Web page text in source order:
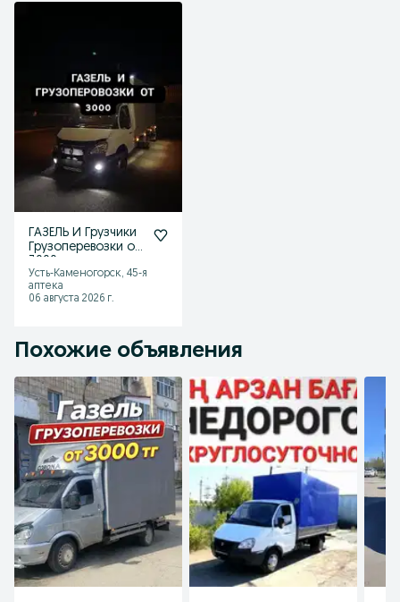
ГАЗЕЛЬ И Грузчики
Грузоперевозки от
Усть-Каменогорск, 45-я
аптека
06 августа 2026 г.
Похожие объявления